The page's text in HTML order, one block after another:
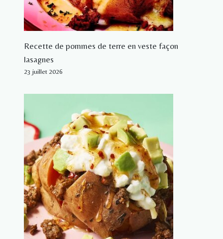
Recette de pommes de terre en veste façon
lasagnes
23 juillet 2026